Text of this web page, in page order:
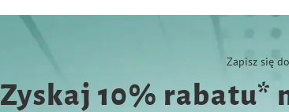
Zapisz się
Zyskaj 10% rabatu*